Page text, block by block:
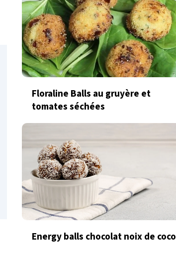
Floraline Balls au gruyère et
tomates séchées
Energy balls chocolat noix de coco